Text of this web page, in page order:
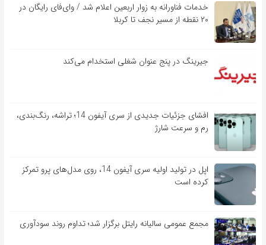
خدمات فناورانه به زوار اربعین اعلام شد / وای‌فای رایگان در
۲۰ نقطه از مسیر نجف تا کربلا
جیرینگ در پنج عنوان شغلی استخدام می‌کند
افشای جزئیات جدیدی از سری آیفون 14؛ تراشه، رنگ‌بندی،
رم و سرعت شارژ
اپل در تولید اولیه سری آیفون 14، روی مدل‌های پرو تمرکز
کرده است
مجمع عمومی سالیانه رایتل برگزار شد؛ تداوم روند سودآوری